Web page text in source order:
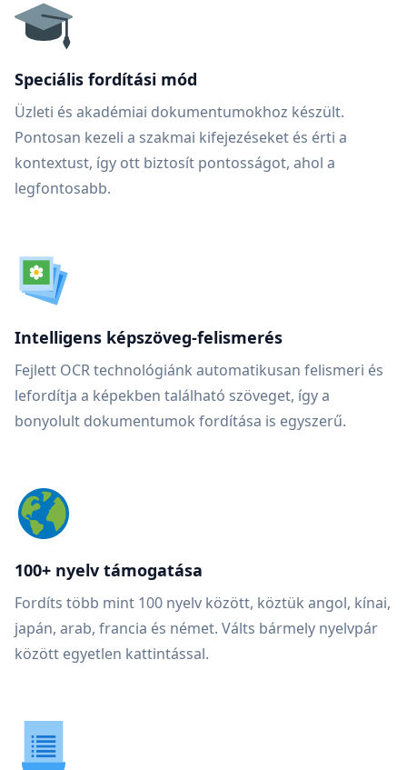
Speciális fordítási mód
Üzleti és akadémiai dokumentumokhoz készült.
Pontosan kezeli a szakmai kifejezéseket és érti a
kontextust, így ott biztosít pontosságot, ahol a
legfontosabb.
Intelligens képszöveg-felismerés
Fejlett OCR technológiánk automatikusan felismeri és
lefordítja a képekben található szöveget, így a
bonyolult dokumentumok fordítása is egyszerű.
100+ nyelv támogatása
Fordíts több mint 100 nyelv között, köztük angol, kínai,
japán, arab, francia és német. Válts bármely nyelvpár
között egyetlen kattintással.